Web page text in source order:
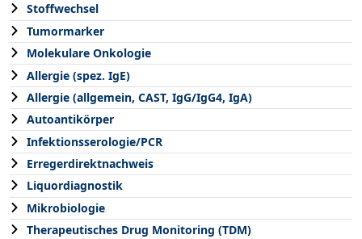
Stoffwechsel
Tumormarker
Molekulare Onkologie
Allergie (spez. IgE)
Allergie (allgemein, CAST, IgG/IgG4, IgA)
Autoantikörper
Infektionsserologie/PCR
Erregerdirektnachweis
Liquordiagnostik
Mikrobiologie
Therapeutisches Drug Monitoring (TDM)